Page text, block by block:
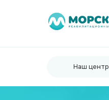
Наш центр